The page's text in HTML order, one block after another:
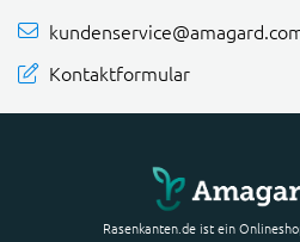
Kontaktformular
Rasenkanten.de ist ein